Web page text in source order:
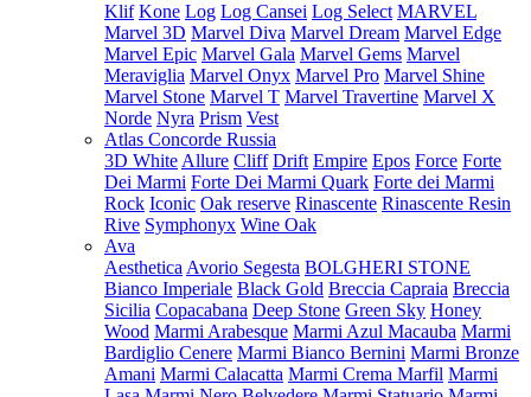
Klif Kone Log Log Cansei Log Select MARVEL
Marvel 3D Marvel Diva Marvel Dream Marvel Edge
Marvel Epic Marvel Gala Marvel Gems Marvel
Meraviglia Marvel Onyx Marvel Pro Marvel Shine
Marvel Stone Marvel T Marvel Travertine Marvel X
Norde Nyra Prism Vest
Atlas Concorde Russia
3D White Allure Cliff Drift Empire Epos Force Forte
Dei Marmi Forte Dei Marmi Quark Forte dei Marmi
Rock Iconic Oak reserve Rinascente Rinascente Resin
Rive Symphonyx Wine Oak
Ava
Aesthetica Avorio Segesta BOLGHERI STONE
Bianco Imperiale Black Gold Breccia Capraia Breccia
Sicilia Copacabana Deep Stone Green Sky Honey
Wood Marmi Arabesque Marmi Azul Macauba Marmi
Bardiglio Cenere Marmi Bianco Bernini Marmi Bronze
Amani Marmi Calacatta Marmi Crema Marfil Marmi